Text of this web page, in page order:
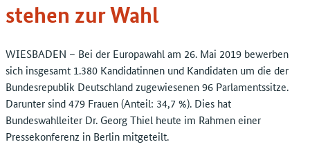
stehen zur Wahl
WIESBADEN – Bei der Europawahl am 26. Mai 2019 bewerben
sich insgesamt 1.380 Kandidatinnen und Kandidaten um die der
Bundesrepublik Deutschland zugewiesenen 96 Parlamentssitze.
Darunter sind 479 Frauen (Anteil: 34,7 %). Dies hat
Bundeswahlleiter Dr. Georg Thiel heute im Rahmen einer
Pressekonferenz in Berlin mitgeteilt.